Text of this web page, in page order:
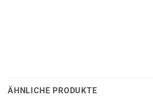
ÄHNLICHE PRODUKTE